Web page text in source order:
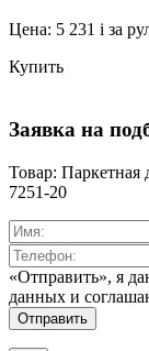
Цена: 5 231 i за
Купить
Заявка на
Товар:
7251-20
«Отправить», я
данных и
Отправить